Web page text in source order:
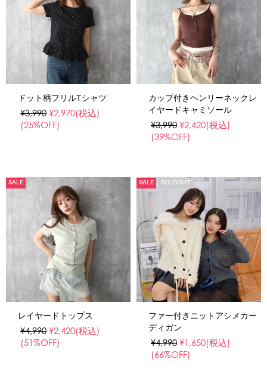
ドット柄フリルTシャツ
¥3,990 ¥2,970(税込)
(25%OFF)
カップ付きヘンリーネックレ
イヤードキャミソール
¥3,990 ¥2,420(税込)
(39%OFF)
SALE
レイヤードトップス
¥4,990 ¥2,420(税込)
(51%OFF)
SALE SOLDOUT
ファー付きニットアシメカー
ディガン
¥4,990 ¥1,650(税込)
(66%OFF)